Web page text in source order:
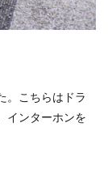
。こちらはドラ
インターホンを